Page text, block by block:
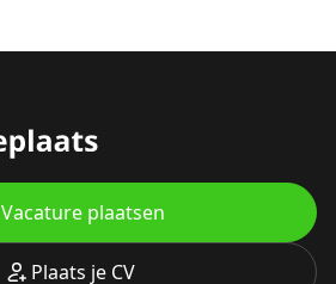
Plaats je CV
Vacature plaatsen